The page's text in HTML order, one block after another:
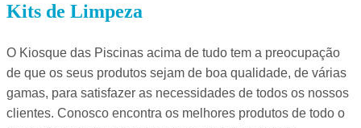
Kits de Limpeza
O Kiosque das Piscinas acima de tudo tem a preocupação
de que os seus produtos sejam de boa qualidade, de várias
gamas, para satisfazer as necessidades de todos os nossos
clientes. Conosco encontra os melhores produtos de todo o